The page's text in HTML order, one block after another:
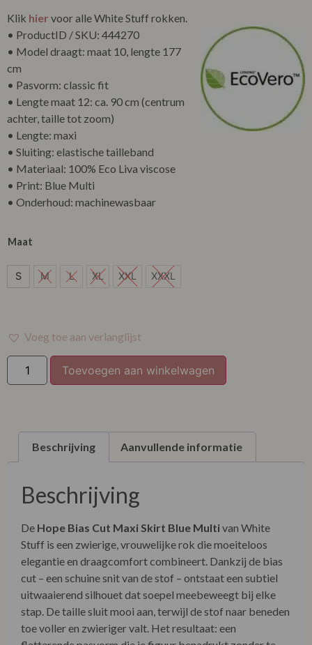
Klik hier voor alle White Stuff rokken.
• ProductID / SKU: 444270
• Model draagt: maat 10, lengte 177
cm
• Pasvorm: classic fit
• Lengte maat 12: ca. 90 cm (centrum
achter, taille tot zoom)
• Lengte: maxi
• Sluiting: elastische tailleband
• Materiaal: 100% Eco Liva viscose
• Print: Blue Multi
• Onderhoud: machinewasbaar
Maat
S
S M L XL XXL XXXL
Voeg toe aan verlanglijst
Toevoegen aan winkelwagen
Beschrijving Aanvullende informatie
Beschrijving
De Hope Bias Cut Maxi Skirt Blue Multivan White
Stuff is een zwierige, vrouwelijke rok die moeiteloos
elegantie en draagcomfort combineert. Dankzij de bias
cut – een schuine snit van de stof – ontstaat een subtiel
uitwaaierend silhouet dat soepel meebeweegt bij elke
stap. De taille sluit mooi aan, terwijl de stof naar beneden
toe voller en zwieriger valt. Het resultaat: een